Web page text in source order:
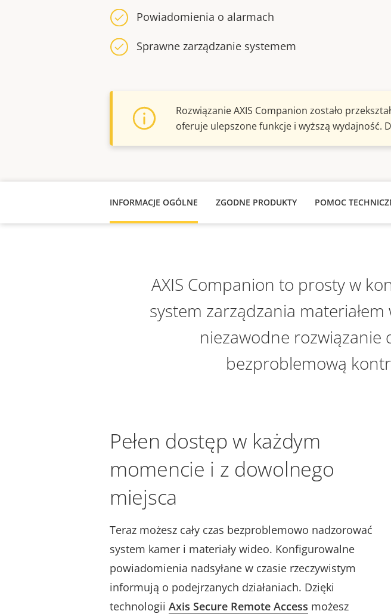
Powiadomienia o alarmach
Sprawne zarządzanie systemem
Rozwiązanie AXIS Companion zostało
oferuje ulepszone funkcje i wyższą wydajność.
INFORMACJE OGÓLNE ZGODNE PRODUKTY POMOC
AXIS Companion to prosty w
system zarządzania
niezawodne rozwiązanie
bezproblemową
Pełen dostęp w każdym
momencie i z dowolnego
miejsca
Teraz możesz cały czas bezproblemowo nadzorować
system kamer i materiały wideo. Konfigurowalne
powiadomienia nadsyłane w czasie rzeczywistym
informują o podejrzanych działaniach. Dzięki
technologii Axis Secure Remote Access możesz